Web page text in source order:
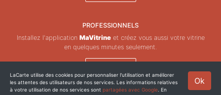
PROFESSIONNELS
Installez l'application MaVitrineet créez vous aussi votre vitrine
en quelques minutes seulement.
En savoir plus
Copyright © ZeMAP 2026 - Tous droits réservés. Ok
LaCarte utilise des cookies pour personnaliser l'utilisation et améliorer
les attentes des utilisateurs de nos services. Les informations relatives
à votre utilisation de nos services sont partagées avec Google . En